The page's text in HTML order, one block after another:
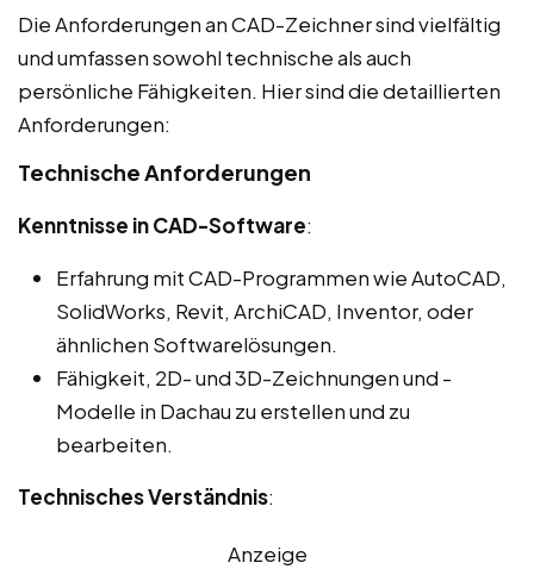
Die Anforderungen an CAD-Zeichner sind vielfältig
und umfassen sowohl technische als auch
persönliche Fähigkeiten. Hier sind die detaillierten
Anforderungen:
Technische Anforderungen
Kenntnisse in CAD-Software:
Erfahrung mit CAD-Programmen wie AutoCAD,
SolidWorks, Revit, ArchiCAD, Inventor, oder
ähnlichen Softwarelösungen.
Fähigkeit, 2D- und 3D-Zeichnungen und -
Modelle in Dachau zu erstellen und zu
bearbeiten.
Technisches Verständnis:
Anzeige